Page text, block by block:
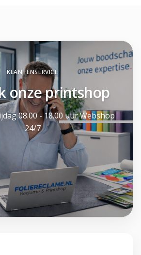
KLANTENSERVICE
onze printshop
08.00 - 18.00 uur Webshop
24/7